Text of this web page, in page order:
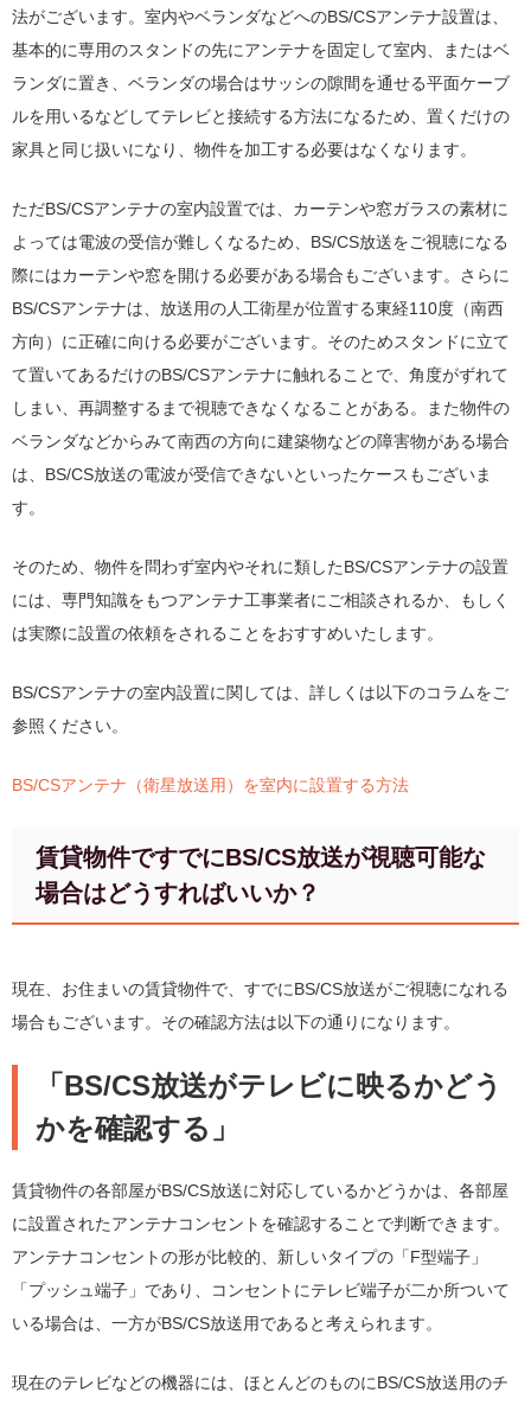
法がございます。室内やベランダなどへのBS/CSアンテナ設置は、
基本的に専用のスタンドの先にアンテナを固定して室内、またはベ
ランダに置き、ベランダの場合はサッシの隙間を通せる平面ケーブ
ルを用いるなどしてテレビと接続する方法になるため、置くだけの
家具と同じ扱いになり、物件を加工する必要はなくなります。
ただBS/CSアンテナの室内設置では、カーテンや窓ガラスの素材に
よっては電波の受信が難しくなるため、BS/CS放送をご視聴になる
際にはカーテンや窓を開ける必要がある場合もございます。さらに
BS/CSアンテナは、放送用の人工衛星が位置する東経110度（南西
方向）に正確に向ける必要がございます。そのためスタンドに立て
て置いてあるだけのBS/CSアンテナに触れることで、角度がずれて
しまい、再調整するまで視聴できなくなることがある。また物件の
ベランダなどからみて南西の方向に建築物などの障害物がある場合
は、BS/CS放送の電波が受信できないといったケースもございま
す。
そのため、物件を問わず室内やそれに類したBS/CSアンテナの設置
には、専門知識をもつアンテナ工事業者にご相談されるか、もしく
は実際に設置の依頼をされることをおすすめいたします。
BS/CSアンテナの室内設置に関しては、詳しくは以下のコラムをご
参照ください。
BS/CSアンテナ（衛星放送用）を室内に設置する方法
賃貸物件ですでにBS/CS放送が視聴可能な
場合はどうすればいいか？
現在、お住まいの賃貸物件で、すでにBS/CS放送がご視聴になれる
場合もございます。その確認方法は以下の通りになります。
「BS/CS放送がテレビに映るかどう
かを確認する」
賃貸物件の各部屋がBS/CS放送に対応しているかどうかは、各部屋
に設置されたアンテナコンセントを確認することで判断できます。
アンテナコンセントの形が比較的、新しいタイプの「F型端子」
「プッシュ端子」であり、コンセントにテレビ端子が二か所ついて
いる場合は、一方がBS/CS放送用であると考えられます。
現在のテレビなどの機器には、ほとんどのものにBS/CS放送用のチ